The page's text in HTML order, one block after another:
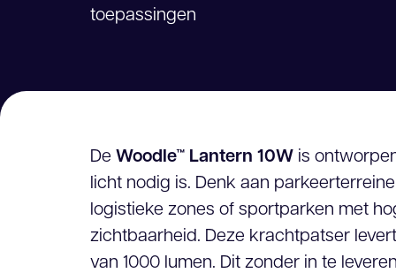
toepassingen
De Woodle™ Lantern 10W is
licht nodig is. Denk aan
logistieke zones of sportparken met
zichtbaarheid. Deze krachtpatser
van 1000 lumen. Dit zonder in te